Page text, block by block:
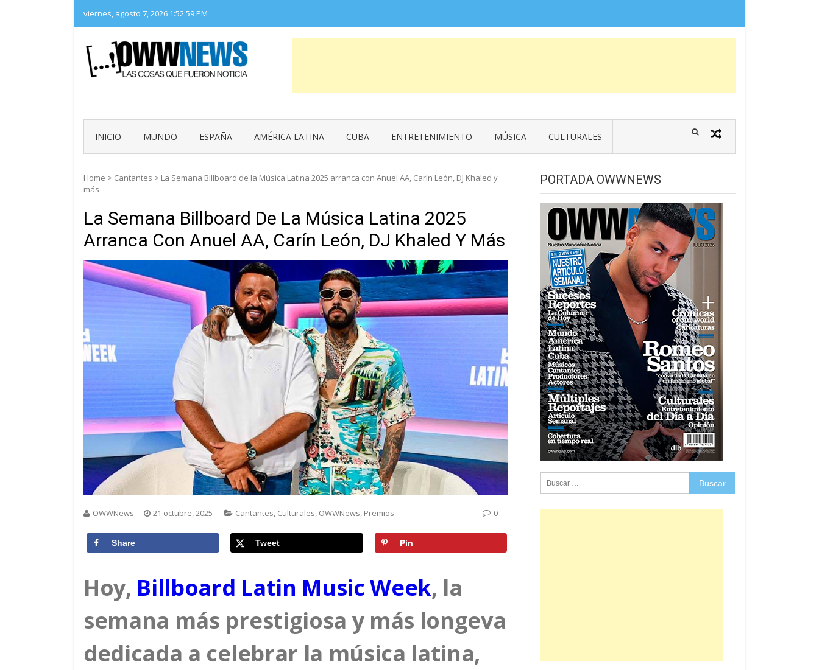
content
viernes, agosto 7, 2026 1:53:00 PM
INICIO MUNDO ESPAÑA AMÉRICA LATINA CUBA ENTRETENIMIENTO MÚSICA CULTURALES
Home > Cantantes > La Semana Billboard de la Música Latina 2025 arranca con Anuel AA, Carín León, DJ Khaled y
más
La Semana Billboard De La Música Latina 2025
Arranca Con Anuel AA, Carín León, DJ Khaled Y Más
OWWNews 21 octubre, 2025 Cantantes, Culturales, OWWNews, Premios 0
Share Tweet Pin
Hoy, Billboard Latin Music Week, la
semana más prestigiosa y más longeva
dedicada a celebrar la música latina,
PORTADA OWWNEWS